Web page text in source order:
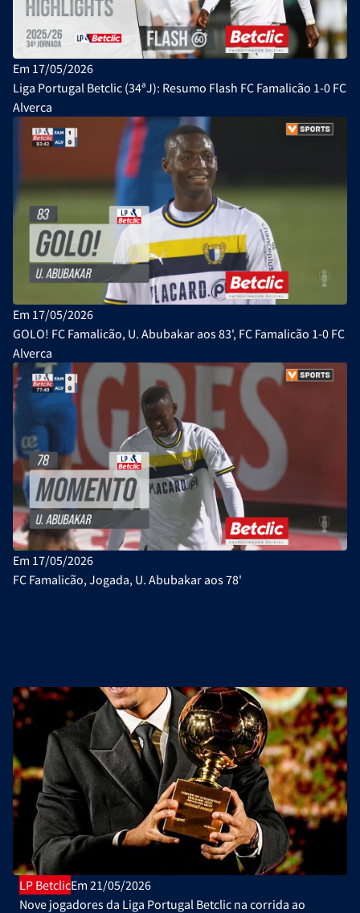
Em 17/05/2026
Liga Portugal Betclic (34ªJ): Resumo Flash FC Famalicão 1-0 FC
Alverca
Em 17/05/2026
GOLO! FC Famalicão, U. Abubakar aos 83', FC Famalicão 1-0 FC
Alverca
Em 17/05/2026
FC Famalicão, Jogada, U. Abubakar aos 78'
LP BetclicEm 21/05/2026
Nove jogadores da Liga Portugal Betclic na corrida ao